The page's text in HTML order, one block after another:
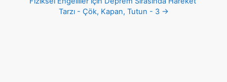
Tarzı - Çök, Kapan, Tutun - 3 →